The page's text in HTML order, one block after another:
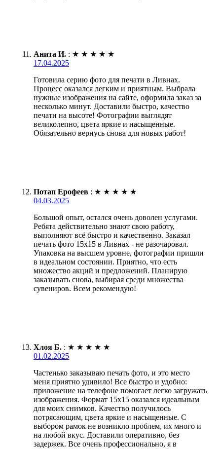
Анита И. : ★ ★ ★ ★ ★
17.04.2025
Готовила серию фото для печати в Ливнах.
Процесс оказался легким и приятным. Выбрала
нужные изображения на сайте, оформила заказ за
несколько минут. Доставили быстро, качество
печати на высоте! Фотографии выглядят
великолепно, цвета яркие и насыщенные.
Обязательно вернусь снова для новых работ!
Потап Ерофеев : ★ ★ ★ ★ ★
04.03.2025
Большой опыт, остался очень доволен услугами.
Ребята действительно знают свою работу,
выполняют всё быстро и качественно. Заказал
печать фото 15х15 в Ливнах - не разочаровал.
Упаковка на высшем уровне, фотографии пришли
в идеальном состоянии. Приятно, что есть
множество акций и предложений. Планирую
заказывать снова, выбирая среди множества
сувениров. Всем рекомендую!
Хлоя Б. : ★ ★ ★ ★ ★
01.02.2025
Частенько заказываю печать фото, и это место
меня приятно удивило! Все быстро и удобно:
приложение на телефоне помогает легко загружать
изображения. Формат 15х15 оказался идеальным
для моих снимков. Качество получилось
потрясающим, цвета яркие и насыщенные. С
выбором рамок не возникло проблем, их много и
на любой вкус. Доставили оперативно, без
задержек. Все очень профессионально, я в